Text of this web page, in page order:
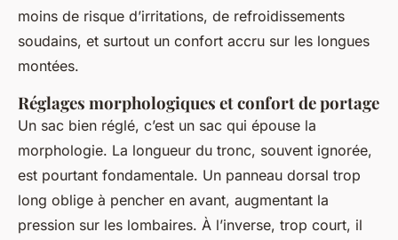
moins de risque d’irritations, de refroidissements
soudains, et surtout un confort accru sur les longues
montées.
Réglages morphologiques et confort de portage
Un sac bien réglé, c’est un sac qui épouse la
morphologie. La longueur du tronc, souvent ignorée,
est pourtant fondamentale. Un panneau dorsal trop
long oblige à pencher en avant, augmentant la
pression sur les lombaires. À l’inverse, trop court, il